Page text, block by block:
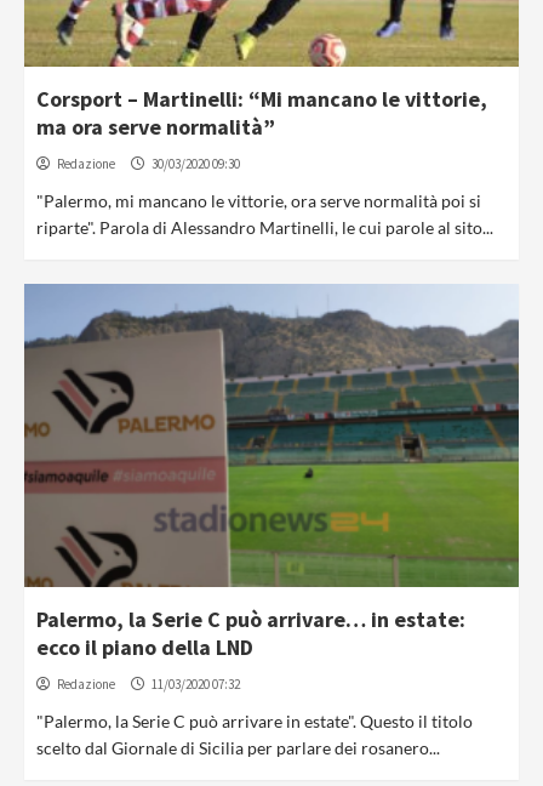
Corsport – Martinelli: “Mi mancano le vittorie,
ma ora serve normalità”
Redazione 30/03/2020 09:30
"Palermo, mi mancano le vittorie, ora serve normalità poi si
riparte". Parola di Alessandro Martinelli, le cui parole al sito...
Palermo, la Serie C può arrivare… in estate:
ecco il piano della LND
Redazione 11/03/2020 07:32
"Palermo, la Serie C può arrivare in estate". Questo il titolo
scelto dal Giornale di Sicilia per parlare dei rosanero...